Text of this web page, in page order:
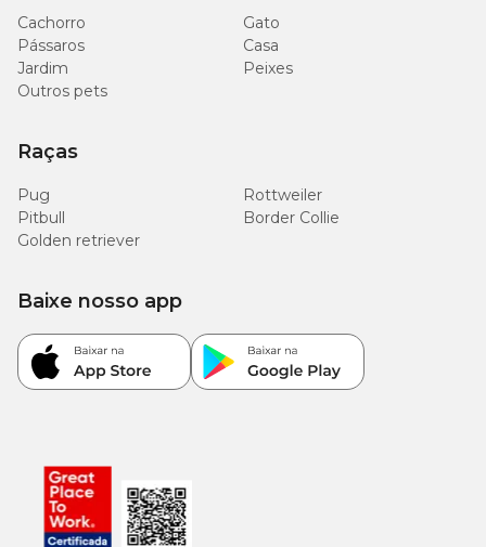
Cachorro
Gato
Pássaros
Casa
Jardim
Peixes
Outros pets
Raças
Pug
Rottweiler
Pitbull
Border Collie
Golden retriever
Baixe nosso app